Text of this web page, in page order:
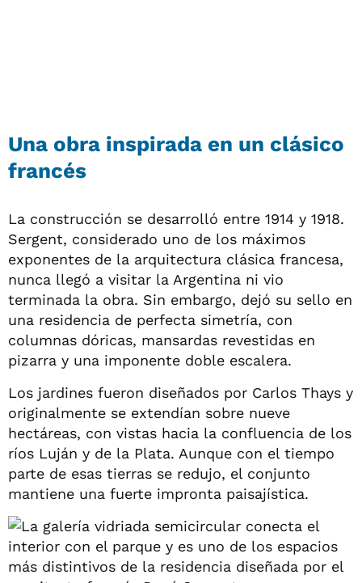
Una obra inspirada en un clásico
francés
La construcción se desarrolló entre 1914 y 1918.
Sergent, considerado uno de los máximos
exponentes de la arquitectura clásica francesa,
nunca llegó a visitar la Argentina ni vio
terminada la obra. Sin embargo, dejó su sello en
una residencia de perfecta simetría, con
columnas dóricas, mansardas revestidas en
pizarra y una imponente doble escalera.
Los jardines fueron diseñados por Carlos Thays y
originalmente se extendían sobre nueve
hectáreas, con vistas hacia la confluencia de los
ríos Luján y de la Plata. Aunque con el tiempo
parte de esas tierras se redujo, el conjunto
mantiene una fuerte impronta paisajística.